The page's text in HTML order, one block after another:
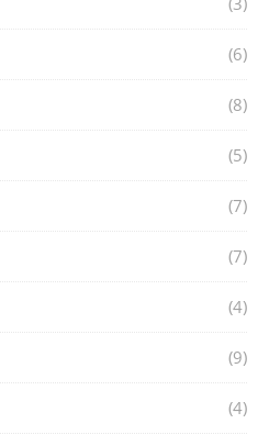
(6)
(8)
(5)
(7)
(7)
(4)
(9)
(4)